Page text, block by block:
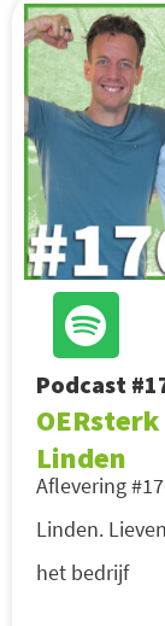
Podcast
Linden
Aflevering
Linden.
het bedrijf